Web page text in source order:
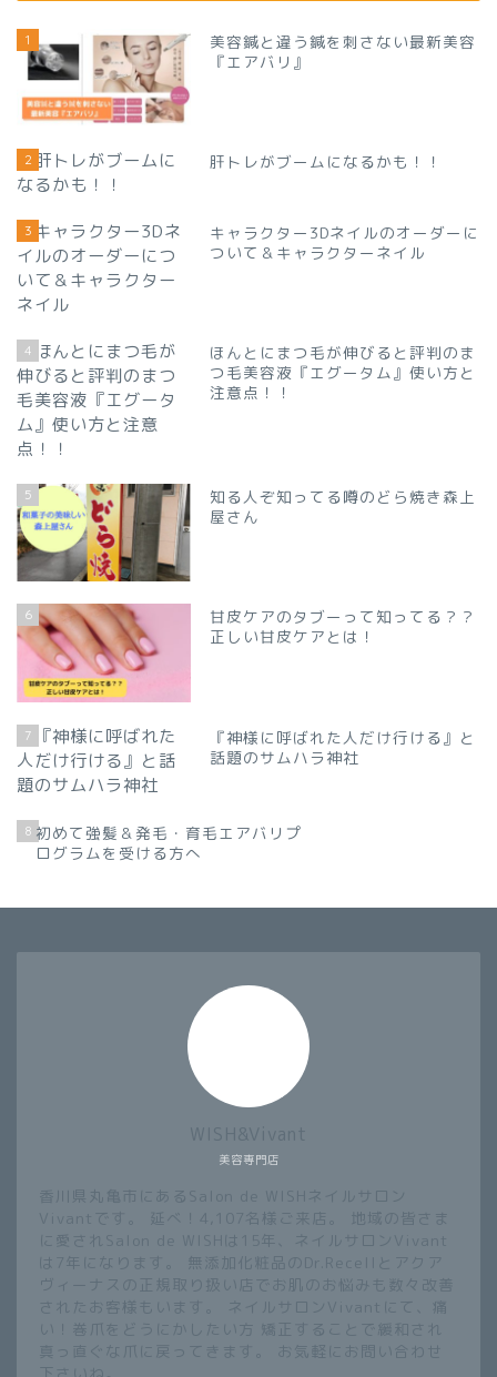
1
美容鍼と違う鍼を刺さない最新美容
『エアバリ』
2 肝トレがブームになるかも！！
3
キャラクター3Dネイルのオーダーに
ついて＆キャラクターネイル
4
ほんとにまつ毛が伸びると評判のま
つ毛美容液『エグータム』使い方と
注意点！！
5
知る人ぞ知ってる噂のどら焼き森上
屋さん
6
甘皮ケアのタブーって知ってる？？
正しい甘皮ケアとは！
7
『神様に呼ばれた人だけ行ける』と
話題のサムハラ神社
8 初めて強髪＆発毛・育毛エアバリプ
ログラムを受ける方へ
美容専門店
WISH&Vivant
香川県丸亀市にあるSalon de WISHネイルサロン
Vivantです。 延べ！4,107名様ご来店。 地域の皆さま
に愛されSalon de WISHは15年、ネイルサロンVivant
は7年になります。 無添加化粧品のDr.Recellとアクア
ヴィーナスの正規取り扱い店でお肌のお悩みも数々改善
されたお客様もいます。 ネイルサロンVivantにて、痛
い！巻爪をどうにかしたい方 矯正することで緩和され
真っ直ぐな爪に戻ってきます。 お気軽にお問い合わせ
下さいね。